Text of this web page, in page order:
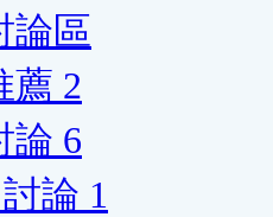
論區
薦 2
論 6
論 1